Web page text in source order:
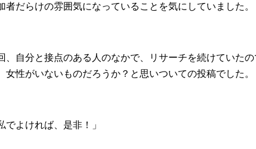
者だらけの雰囲気になっていることを気にしていました。
、自分と接点のある人のなかで、リサーチを続けていた
女性がいないものだろうか？と思いついての投稿でした。
でよければ、是非！」